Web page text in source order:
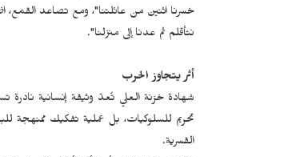
خسرنا اثنين من عائلتنا"، ومع تصاعد
نتأقلم ثم عدنا إلى منزلنا".
أثر يتجاوز الحرب
شهادة خزنة العلي تُعدّ وثيقة إنسانية نادرة
تحريم للسلوكيات، بل عملية تفكيك ممنهجة
القسرية.